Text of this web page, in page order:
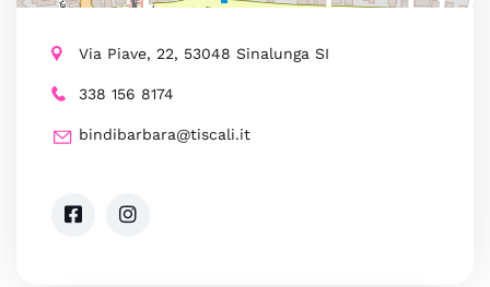
Via Piave, 22, 53048 Sinalunga SI
338 156 8174
bindibarbara@tiscali.it